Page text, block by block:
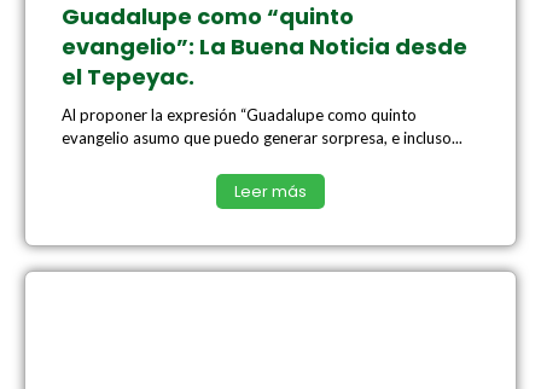
Guadalupe como “quinto
evangelio”: La Buena Noticia desde
el Tepeyac.
Al proponer la expresión “Guadalupe como quinto
evangelio asumo que puedo generar sorpresa, e incluso...
Leer más